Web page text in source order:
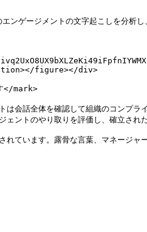
ゲージメントの文字起こしを分析
figure></div>
</mark>
会話全体を確認して組織のコンプ
ントのやり取りを評価し、確立され
ています。露骨な言葉、マネージ